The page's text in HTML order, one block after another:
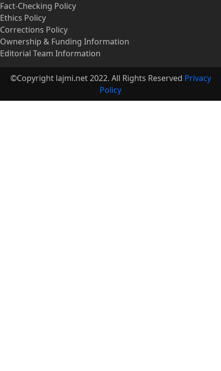
Fact-Checking Policy
Ethics Policy
Corrections Policy
Ownership & Funding Information
Editorial Team Information
©Copyright lajmi.net 2022. All Rights Reserved Privacy
Policy